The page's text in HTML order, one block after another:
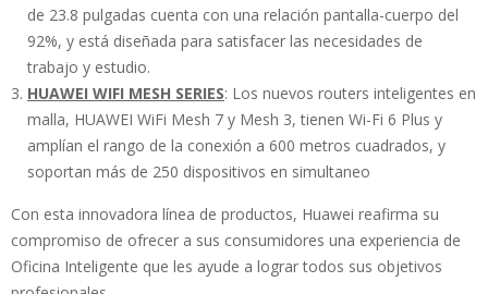
de 23.8 pulgadas cuenta con una relación pantalla-cuerpo del
92%, y está diseñada para satisfacer las necesidades de
trabajo y estudio.
HUAWEI WIFI MESH SERIES: Los nuevos routers inteligentes en
malla, HUAWEI WiFi Mesh 7 y Mesh 3, tienen Wi-Fi 6 Plus y
amplían el rango de la conexión a 600 metros cuadrados, y
soportan más de 250 dispositivos en simultaneo
Con esta innovadora línea de productos, Huawei reafirma su
compromiso de ofrecer a sus consumidores una experiencia de
Oficina Inteligente que les ayude a lograr todos sus objetivos